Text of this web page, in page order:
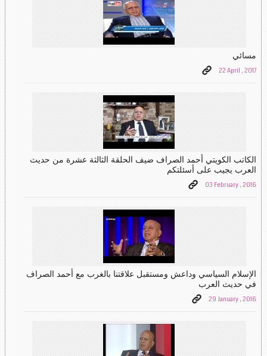
مسائي
22 April , 2017
الكاتب الكويتي أحمد الصراف ضيف الحلقة الثالثة عشرة من حديث
العرب يجيب على أسئلتكم
03 February , 2016
الإسلام السياسي وداعش ومستقبل علاقتنا بالغرب مع أحمد الصراف
في حديث العرب
29 January , 2016